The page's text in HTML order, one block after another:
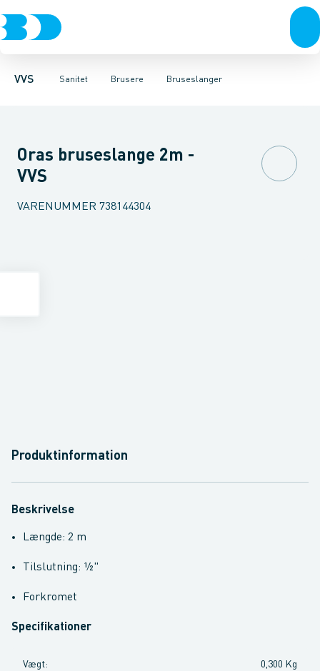
VVS Sanitet
Rør & fittingsPressfittings & rørKuglehaner & ventiler
Brusere
Toiletter, sæder og cisterner VaskeArmaturer
Bruseslanger
HåndbrusereBruseslanger BrusesætBrusestænger
Oras bruseslange 2m -
VVS
VARENUMMER 738144304
Produktinformation
Beskrivelse
Længde: 2 m
Tilslutning: ½"
Forkromet
Specifikationer
Vægt: 0,300 Kg